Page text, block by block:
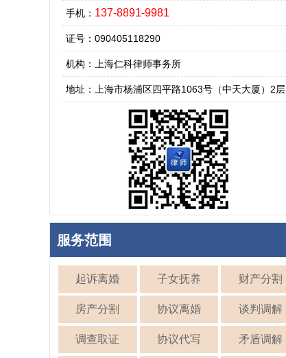
手机： 137-8891-9981
证号：090405118290
机构：上海仁科律师事务所
地址：上海市杨浦区四平路1063号（中天大厦）2层
服务范围
起诉离婚 子女抚养 财产分割
房产分割 协议离婚 谈判调解
调查取证 协议代写 矛盾调解